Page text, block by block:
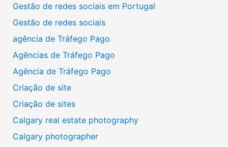
Gestão de redes sociais em Portugal
Gestão de redes sociais
agência de Tráfego Pago
Agências de Tráfego Pago
Agência de Tráfego Pago
Criação de site
Criação de sites
Calgary real estate photography
Calgary photographer